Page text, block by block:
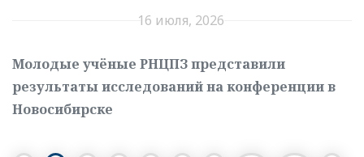
16 июля, 2026
Молодые учёные РНЦПЗ представили
результаты исследований на конференции в
Новосибирске